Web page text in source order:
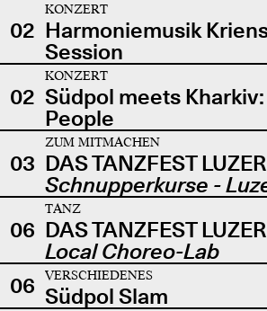
02
KONZERT
Harmoniemusik
Session
02
KONZERT
Südpol meets
People
03
ZUM MITMACHEN
DAS TANZFEST
Schnupperkurse -
06
TANZ
DAS TANZFEST
Local Choreo-Lab
06
VERSCHIEDENES
Südpol Slam